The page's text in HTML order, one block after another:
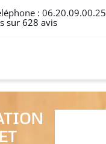
: 06.20.09.00.25
sur 628 avis